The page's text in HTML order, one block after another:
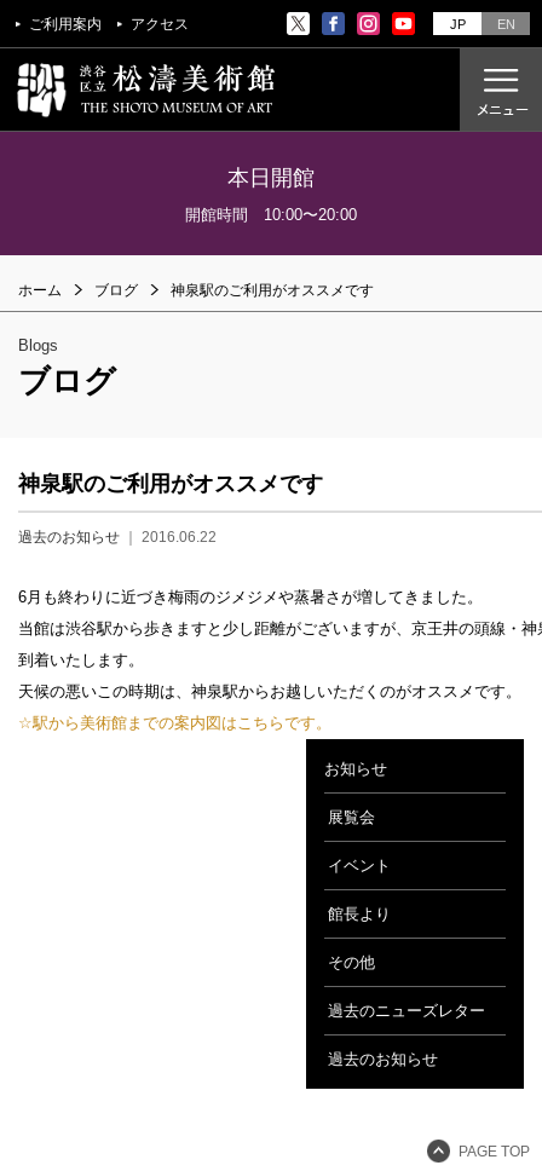
ご利用案内 アクセス JP EN
過去の展覧会
美術教室
過去のイベント
設計者 白井晟一
建設計画から開館まで
本日開館
開館時間 10:00〜20:00
ホーム ブログ 神泉駅のご利用がオススメです
Blogs
ブログ
神泉駅のご利用がオススメです
過去のお知らせ ｜ 2016.06.22
6月も終わりに近づき梅雨のジメジメや蒸暑さが増してきました。
当館は渋谷駅から歩きますと少し距離がございますが、京王井の頭線・
到着いたします。
天候の悪いこの時期は、神泉駅からお越しいただくのがオススメです。
☆駅から美術館までの案内図はこちらです。
お知らせ
展覧会
イベント
館長より
その他
過去のニューズレター
過去のお知らせ
PAGE TOP